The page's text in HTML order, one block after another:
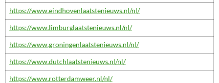
https://www.eindhovenlaatstenieuws.nl/nl/
https://www.limburglaatstenieuws.nl/nl/
https://www.groningenlaatstenieuws.nl/nl/
https://www.dutchlaatstenieuws.nl/nl/
https://www.rotterdamweer.nl/nl/